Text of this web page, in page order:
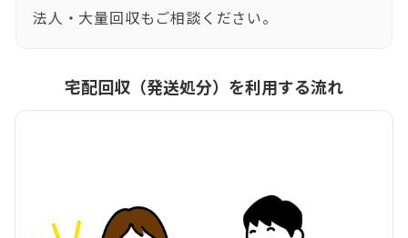
法人・大量回収もご相談ください。
宅配回収（発送処分）を利用する流れ